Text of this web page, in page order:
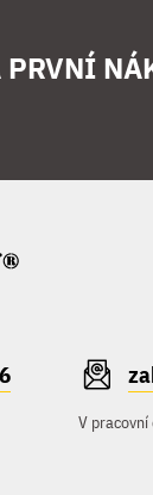
PRVNÍ
V pracovní